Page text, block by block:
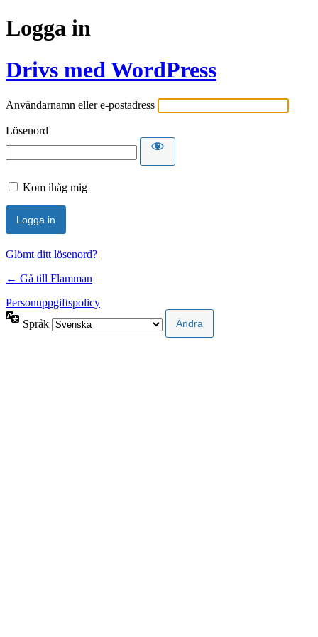
Logga in
Drivs med WordPress
Användarnamn eller e-postadress
Lösenord
Kom ihåg mig
Glömt ditt lösenord?
← Gå till Flamman
Personuppgiftspolicy
Språk